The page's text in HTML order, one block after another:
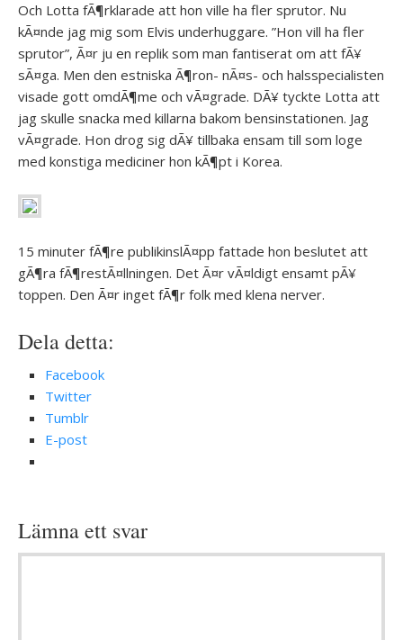
Och Lotta fÃ¶rklarade att hon ville ha fler sprutor. Nu
kÃ¤nde jag mig som Elvis underhuggare. ”Hon vill ha fler
sprutor”, Ã¤r ju en replik som man fantiserat om att fÃ¥
sÃ¤ga. Men den estniska Ã¶ron- nÃ¤s- och halsspecialisten
visade gott omdÃ¶me och vÃ¤grade. DÃ¥ tyckte Lotta att
jag skulle snacka med killarna bakom bensinstationen. Jag
vÃ¤grade. Hon drog sig dÃ¥ tillbaka ensam till som loge
med konstiga mediciner hon kÃ¶pt i Korea.
15 minuter fÃ¶re publikinslÃ¤pp fattade hon beslutet att
gÃ¶ra fÃ¶restÃ¤llningen. Det Ã¤r vÃ¤ldigt ensamt pÃ¥
toppen. Den Ã¤r inget fÃ¶r folk med klena nerver.
Dela detta:
Facebook
Twitter
Tumblr
E-post
Lämna ett svar